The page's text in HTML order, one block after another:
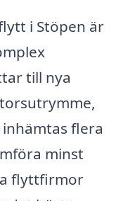
i Stöpen är
till nya
flera
minst
flyttfirmor